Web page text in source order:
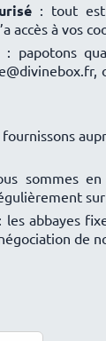
: tout est
accès à vos
: papotons
sommes
abbayes
de